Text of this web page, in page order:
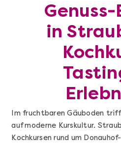
in
Im fruchtbaren Gäuboden
auf moderne Kurskultur.
Kochkursen rund um